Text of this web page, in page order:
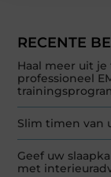
RECENTE
Haal meer uit
professioneel
Slim timen van
Geef uw
met